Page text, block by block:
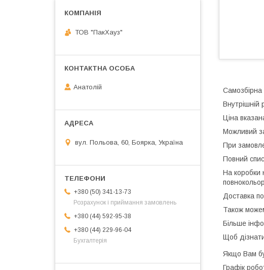
Самозбірна
Ціна
Можливий
При
Повний
На коробки
Доставка
Також
Більше
Щоб
Якщо Вам
Графік
ТОВ "ПакХауз"
Анатолій
вул. Польова, 60, Боярка, Україна
+380 (50) 341-13-73
Розрахунок і приймання замовлень
+380 (44) 592-95-38
+380 (44) 229-96-04
Бухгалтерія